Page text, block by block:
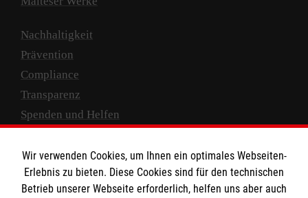
Nachhaltigkeit
Prävention
Compliance
Transparenz
Spenden und Helfen
Empfänger: Malteser Hilfsdienst e.V.
IBAN: DE10 3706 0120 1201 2000 12
Wir verwenden Cookies, um Ihnen ein optimales Webseiten-
Erlebnis zu bieten. Diese Cookies sind für den technischen
Betrieb unserer Webseite erforderlich, helfen uns aber auch